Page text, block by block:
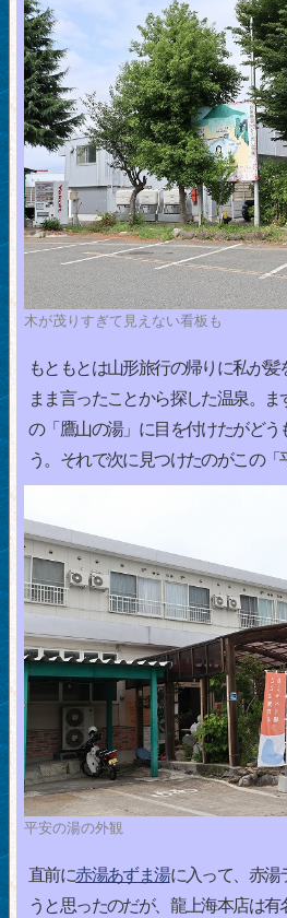
木が茂りすぎて見えない看板も
もともとは山形旅行の帰りに私が
まま言ったことから探した温泉。
の「鷹山の湯」に目を付けたがどう
う。それで次に見つけたのがこの「
平安の湯の外観
直前に赤湯あずま湯に入って、赤湯
うと思ったのだが、龍上海本店は有